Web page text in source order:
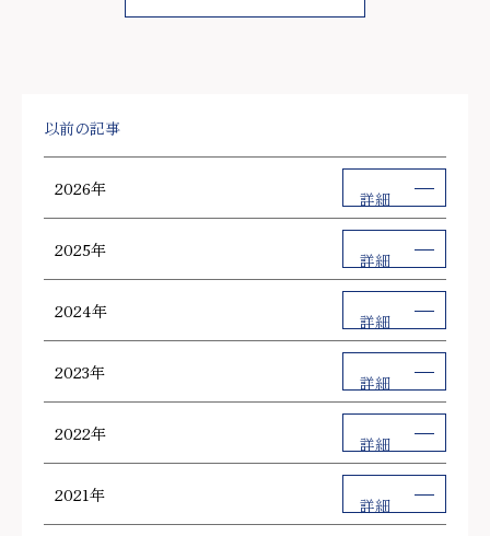
以前の記事
2026年 詳細
2025年 詳細
2024年 詳細
2023年 詳細
2022年 詳細
2021年 詳細